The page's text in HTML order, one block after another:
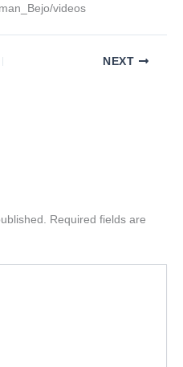
videos
NEXT
Required fields are